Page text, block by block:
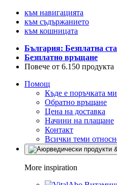
към навигацията
към съдържанието
към кошницата
България: Безплатна
Безплатно връщане
Повече от 6.150 продукта
Помощ
Къде е поръчката
Обратно връщане
Цена на доставка
Начини на плащане
Контакт
Всички теми
More inspiration